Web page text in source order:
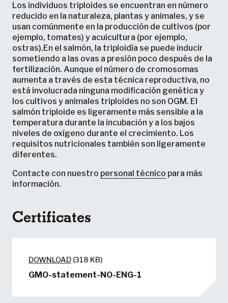
Los individuos triploides se encuentran en número
reducido en la naturaleza, plantas y animales, y se
usan comúnmente en la producción de cultivos (por
ejemplo, tomates) y acuicultura (por ejemplo,
ostras).En el salmón, la triploidía se puede inducir
sometiendo a las ovas a presión poco después de la
fertilización. Aunque el número de cromosomas
aumenta a través de esta técnica reproductiva, no
está involucrada ninguna modificación genética y
los cultivos y animales triploides no son OGM. El
salmón triploide es ligeramente más sensible a la
temperatura durante la incubación y a los bajos
niveles de oxígeno durante el crecimiento. Los
requisitos nutricionales también son ligeramente
diferentes.
Contacte con nuestro personal técnico para más
información.
Certificates
DOWNLOAD (318 KB)
GMO-statement-NO-ENG-1